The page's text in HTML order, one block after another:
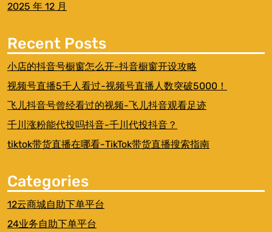
2025 年 12 月
Recent Posts
小店的抖音号橱窗怎么开-抖音橱窗开设攻略
视频号直播5千人看过-视频号直播人数突破5000！
飞儿抖音号曾经看过的视频-飞儿抖音观看足迹
千川涨粉能代投吗抖音-千川代投抖音？
tiktok带货直播在哪看-TikTok带货直播搜索指南
Categories
12云商城自助下单平台
24业务自助下单平台